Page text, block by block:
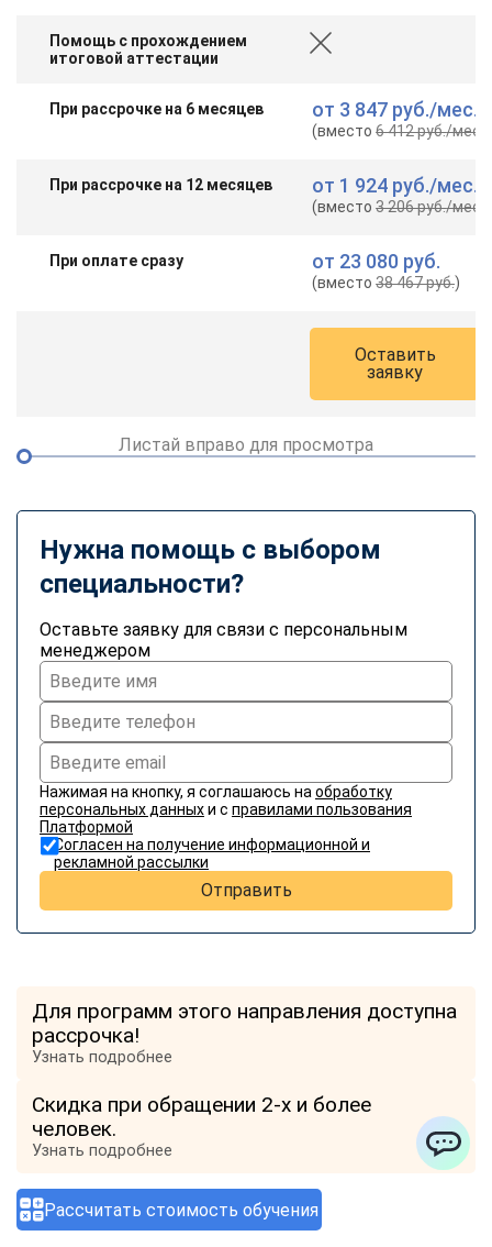
Рассчитать стоимость обучения
Помощь с прохождением
итоговой аттестации
При рассрочке на 6 месяцев от 3 847 руб./мес.
(вместо6 412 руб./мес.
При рассрочке на 12 месяцев от 1 924 руб./мес.
(вместо3 206 руб./мес.
При оплате сразу от 23 080 руб.
(вместо38 467 руб.)
Оставить
заявку
Листай вправо для просмотра
Нужна помощь с выбором
специальности?
Оставьте заявку для связи с персональным
менеджером
Нажимая на кнопку, я соглашаюсь на обработку
персональных данныхи с правилами пользования
Платформой
Согласен на получение информационной и
рекламной рассылки
Отправить
Для программ этого направления доступна
рассрочка!
Узнать подробнее
Скидка при обращении 2-х и более
человек.
Узнать подробнее
Отзывы о компании
Свяжитесь с нами через любой удобный мессенджер!
Telegram WhatsApp
Max